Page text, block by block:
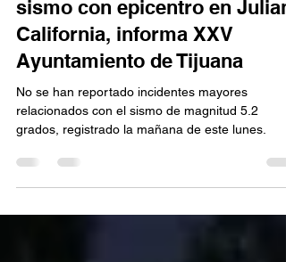
14 abr 2025
2 min de lectura
Sin incidentes mayores tras
sismo con epicentro en Julian,
California, informa XXV
Ayuntamiento de Tijuana
No se han reportado incidentes mayores